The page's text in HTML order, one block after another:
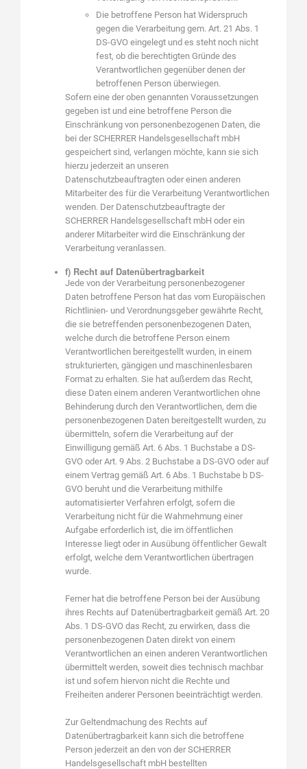
Die betroffene Person hat Widerspruch
gegen die Verarbeitung gem. Art. 21 Abs. 1
DS-GVO eingelegt und es steht noch nicht
fest, ob die berechtigten Gründe des
Verantwortlichen gegenüber denen der
betroffenen Person überwiegen.
Sofern eine der oben genannten Voraussetzungen
gegeben ist und eine betroffene Person die
Einschränkung von personenbezogenen Daten, die
bei der SCHERRER Handelsgesellschaft mbH
gespeichert sind, verlangen möchte, kann sie sich
hierzu jederzeit an unseren
Datenschutzbeauftragten oder einen anderen
Mitarbeiter des für die Verarbeitung Verantwortlichen
wenden. Der Datenschutzbeauftragte der
SCHERRER Handelsgesellschaft mbH oder ein
anderer Mitarbeiter wird die Einschränkung der
Verarbeitung veranlassen.
f) Recht auf Datenübertragbarkeit
Jede von der Verarbeitung personenbezogener
Daten betroffene Person hat das vom Europäischen
Richtlinien- und Verordnungsgeber gewährte Recht,
die sie betreffenden personenbezogenen Daten,
welche durch die betroffene Person einem
Verantwortlichen bereitgestellt wurden, in einem
strukturierten, gängigen und maschinenlesbaren
Format zu erhalten. Sie hat außerdem das Recht,
diese Daten einem anderen Verantwortlichen ohne
Behinderung durch den Verantwortlichen, dem die
personenbezogenen Daten bereitgestellt wurden, zu
übermitteln, sofern die Verarbeitung auf der
Einwilligung gemäß Art. 6 Abs. 1 Buchstabe a DS-
GVO oder Art. 9 Abs. 2 Buchstabe a DS-GVO oder auf
einem Vertrag gemäß Art. 6 Abs. 1 Buchstabe b DS-
GVO beruht und die Verarbeitung mithilfe
automatisierter Verfahren erfolgt, sofern die
Verarbeitung nicht für die Wahrnehmung einer
Aufgabe erforderlich ist, die im öffentlichen
Interesse liegt oder in Ausübung öffentlicher Gewalt
erfolgt, welche dem Verantwortlichen übertragen
wurde.
Ferner hat die betroffene Person bei der Ausübung
ihres Rechts auf Datenübertragbarkeit gemäß Art. 20
Abs. 1 DS-GVO das Recht, zu erwirken, dass die
personenbezogenen Daten direkt von einem
Verantwortlichen an einen anderen Verantwortlichen
übermittelt werden, soweit dies technisch machbar
ist und sofern hiervon nicht die Rechte und
Freiheiten anderer Personen beeinträchtigt werden.
Zur Geltendmachung des Rechts auf
Datenübertragbarkeit kann sich die betroffene
Person jederzeit an den von der SCHERRER
Handelsgesellschaft mbH bestellten